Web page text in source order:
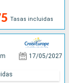
Tasas incluidas
17/05/2027